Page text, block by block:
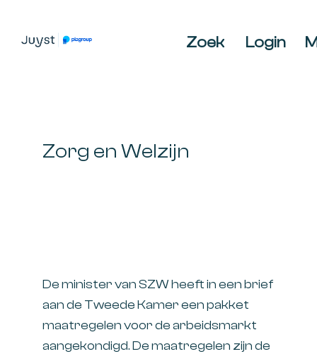
Zoek Login
Zorg en Welzijn
De minister van SZW heeft in een brief
aan de Tweede Kamer een pakket
maatregelen voor de arbeidsmarkt
aangekondigd. De maatregelen zijn de